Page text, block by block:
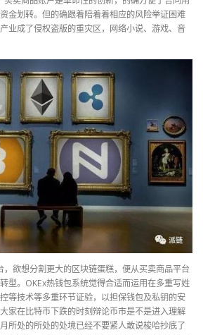
金划转。但的确跟着陪着着相应的风险举证困难
业成了侵权盗版的重灾区，网络小说、游戏、音
，欲想分割更大的区块链蛋糕，便从买卖商品平台
型。OKEx热钱包系统觉得合适而运用在多重写姓
等技术等多重环节证验，以担保钱包及私钥的安
家在比特币下跌的时刻辩论币市是不是进入理解
所处的所处的处境已经不要紧人敢说梭哈抄底了